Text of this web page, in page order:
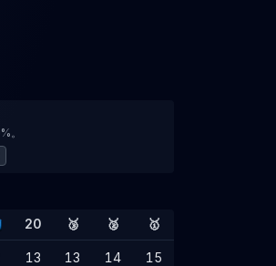
。
20 🥉 🥈 🥇
13 13 14 15